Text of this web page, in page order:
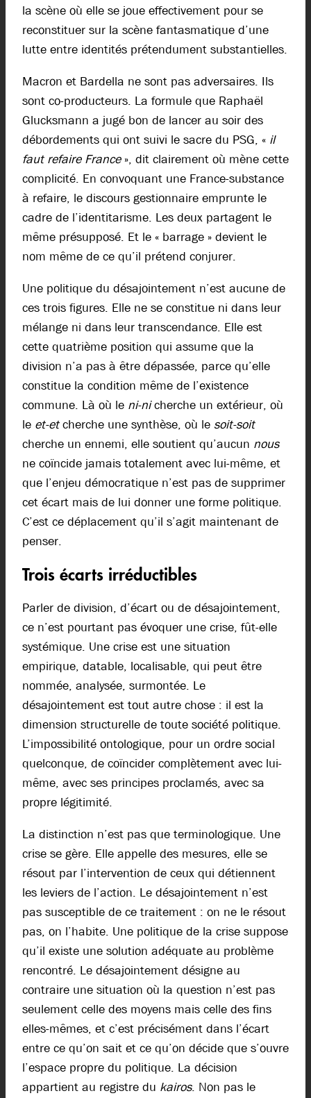
la scène où elle se joue effectivement pour se
reconstituer sur la scène fantasmatique d’une
lutte entre identités prétendument substantielles.
Macron et Bardella ne sont pas adversaires. Ils
sont co-producteurs. La formule que Raphaël
Glucksmann a jugé bon de lancer au soir des
débordements qui ont suivi le sacre du PSG, « il
faut refaire France», dit clairement où mène cette
complicité. En convoquant une France-substance
à refaire, le discours gestionnaire emprunte le
cadre de l’identitarisme. Les deux partagent le
même présupposé. Et le « barrage » devient le
nom même de ce qu’il prétend conjurer.
Une politique du désajointement n’est aucune de
ces trois figures. Elle ne se constitue ni dans leur
mélange ni dans leur transcendance. Elle est
cette quatrième position qui assume que la
division n’a pas à être dépassée, parce qu’elle
constitue la condition même de l’existence
commune. Là où le ni-nicherche un extérieur, où
le et-etcherche une synthèse, où le soit-soit
cherche un ennemi, elle soutient qu’aucun nous
ne coïncide jamais totalement avec lui-même, et
que l’enjeu démocratique n’est pas de supprimer
cet écart mais de lui donner une forme politique.
C’est ce déplacement qu’il s’agit maintenant de
penser.
Trois écarts irréductibles
Parler de division, d’écart ou de désajointement,
ce n’est pourtant pas évoquer une crise, fût-elle
systémique. Une crise est une situation
empirique, datable, localisable, qui peut être
nommée, analysée, surmontée. Le
désajointement est tout autre chose : il est la
dimension structurelle de toute société politique.
L’impossibilité ontologique, pour un ordre social
quelconque, de coïncider complètement avec lui-
même, avec ses principes proclamés, avec sa
propre légitimité.
La distinction n’est pas que terminologique. Une
crise se gère. Elle appelle des mesures, elle se
résout par l’intervention de ceux qui détiennent
les leviers de l’action. Le désajointement n’est
pas susceptible de ce traitement : on ne le résout
pas, on l’habite. Une politique de la crise suppose
qu’il existe une solution adéquate au problème
rencontré. Le désajointement désigne au
contraire une situation où la question n’est pas
seulement celle des moyens mais celle des fins
elles-mêmes, et c’est précisément dans l’écart
entre ce qu’on sait et ce qu’on décide que s’ouvre
l’espace propre du politique. La décision
appartient au registre du kairos. Non pas le